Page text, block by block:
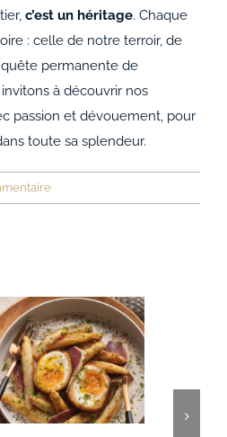
c’est un héritage. Chaque
: celle de notre terroir, de
permanente de
à découvrir nos
passion et dévouement, pour
toute sa splendeur.